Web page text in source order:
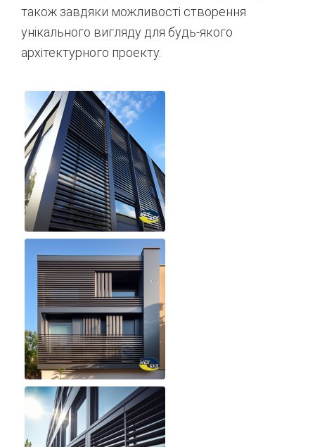
також завдяки можливості створення
унікального вигляду для будь-якого
архітектурного проекту.